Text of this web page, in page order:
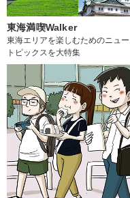
東海満喫Walker
東海エリアを楽しむためのニュ
トピックスを大特集